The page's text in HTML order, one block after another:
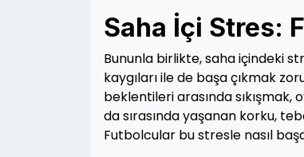
Saha İçi Stres:
Bununla birlikte, saha içindeki
kaygıları ile de başa çıkmak
beklentileri arasında sıkışmak,
da sırasında yaşanan korku,
Futbolcular bu stresle nasıl